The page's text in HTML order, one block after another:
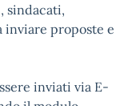
sindacati,
inviare proposte e
inviati via E-